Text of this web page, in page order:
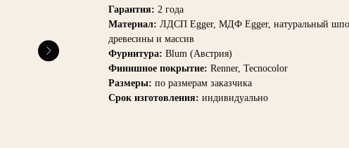
Гарантия: 2 года
Материал: ЛДСП Egger, МДФ Egger, натуральный
древесины и массив
Фурнитура: Blum (Австрия)
Финишное покрытие: Renner, Tecnocolor
Размеры: по размерам заказчика
Срок изготовления: индивидуально